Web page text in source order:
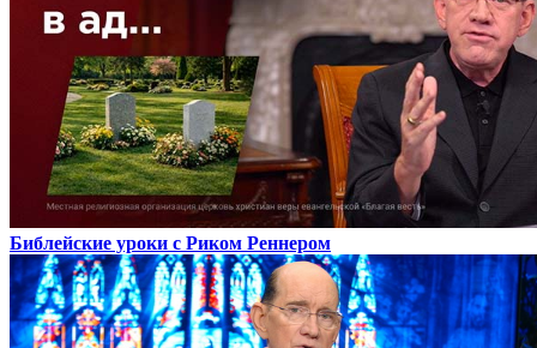
Библейские уроки с Риком Реннером